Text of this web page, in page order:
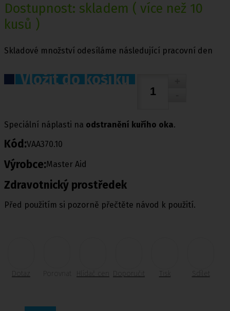
Dostupnost: skladem ( více než 10
kusů )
Skladové množství odesíláme následující pracovní den
Vložit do košíku
Speciální náplasti na odstranění kuřího oka.
Kód:VAA370.10
Výrobce:Master Aid
Zdravotnický prostředek
Před použitím si pozorně přečtěte návod k použití.
Dotaz Porovnat Doporučit Tisk Sdílet